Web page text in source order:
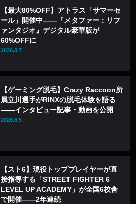
【最大80%OFF】アトラス「サマーセ
ール」開催中——『メタファー：リフ
ァンタジオ』デジタル豪華版が
60%OFFに
2026.8.7
【ゲーミング脱毛】Crazy Raccoon所
属立川選手がRINXの脱毛体験を語る
——インタビュー記事・動画を公開
2026.8.5
【スト6】現役トッププレイヤーが直
接指導する「STREET FIGHTER 6
LEVEL UP ACADEMY」が全国6校舎
で開催——2年連続